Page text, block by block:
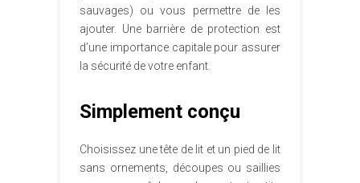
sauvages) ou vous permettre de les
ajouter. Une barrière de protection est
d’une importance capitale pour assurer
la sécurité de votre enfant.
Simplement conçu
Choisissez une tête de lit et un pied de lit
sans ornements, découpes ou saillies